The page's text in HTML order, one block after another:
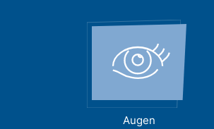
Augen